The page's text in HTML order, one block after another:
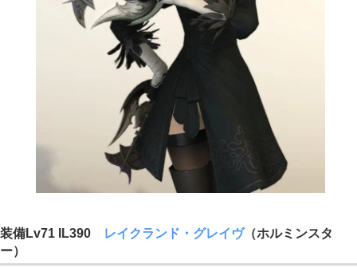
装備Lv71 IL390 レイクランド・グレイヴ（ホルミンスタ
ー）